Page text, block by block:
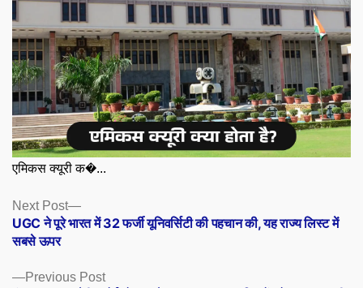
एमिकस क्यूरी क�...
Posts
navigation
Previous PostPrevious
Next Post
Next
post:
UGC ने पूरे भारत में 32 फर्जी यूनिवर्सिटी की पहचान की, यह राज्य लिस्ट में
सबसे ऊपर